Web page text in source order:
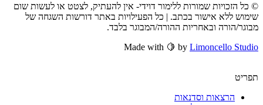
© כל הזכויות שמורות ללימור דוידי- אין להעתיק, לצטט או לעשות שום
שימוש ללא אישור בכתב. | כל הפעילויות באתר דורשות השגחה של
מבוגר/הורה ובאחריות ההורה/המבוגר בלבד.
Made with 🍋 by Limoncello Studio
תפריט
הרצאות וסדנאות